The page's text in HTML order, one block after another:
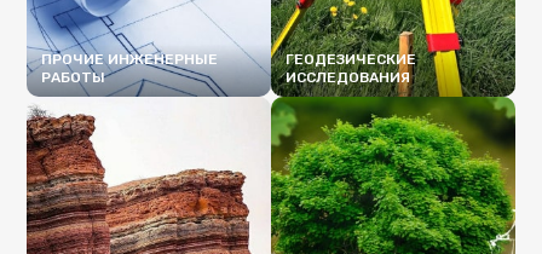
ПРОЧИЕ ИНЖЕНЕРНЫЕ
РАБОТЫ
ПОДРОБНЕЕ
ГЕОДЕЗИЧЕСКИЕ
ИССЛЕДОВАНИЯ
ПОДРОБНЕЕ